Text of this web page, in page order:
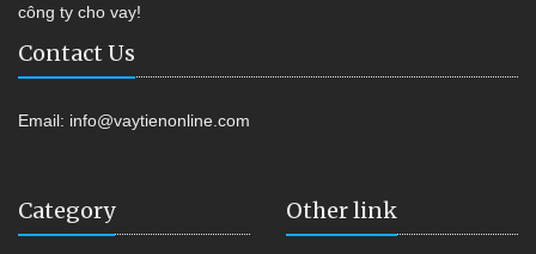
công ty cho vay!
Contact Us
Email: info@vaytienonline.com
Category Other link